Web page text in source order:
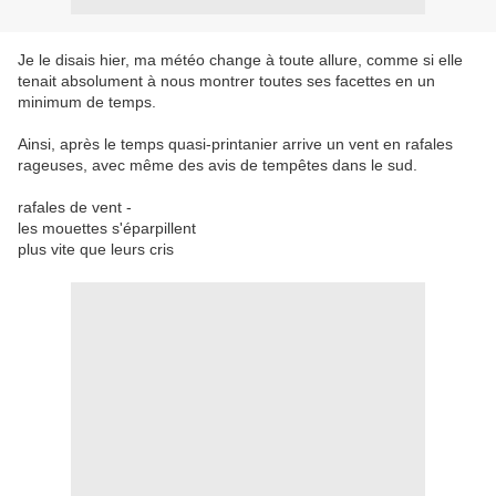
Je le disais hier, ma météo change à toute allure, comme si elle
tenait absolument à nous montrer toutes ses facettes en un
minimum de temps.
Ainsi, après le temps quasi-printanier arrive un vent en rafales
rageuses, avec même des avis de tempêtes dans le sud.
rafales de vent -
les mouettes s'éparpillent
plus vite que leurs cris